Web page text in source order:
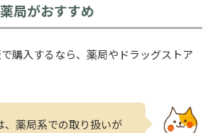
局がおすすめ
購入するなら、薬局やドラッグストア
、薬局系での取り扱いが